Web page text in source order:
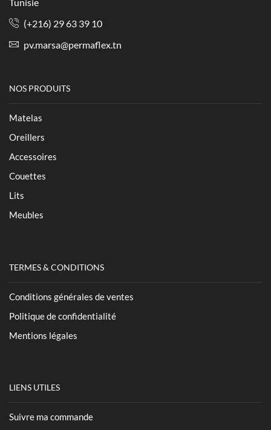
(+216) 29 63 39 10
pv.marsa@permaflex.tn
NOS PRODUITS
Matelas
Oreillers
Accessoires
Couettes
Lits
Meubles
TERMES & CONDITIONS
Conditions générales de ventes
Politique de confidentialité
Mentions légales
LIENS UTILES
Suivre ma commande